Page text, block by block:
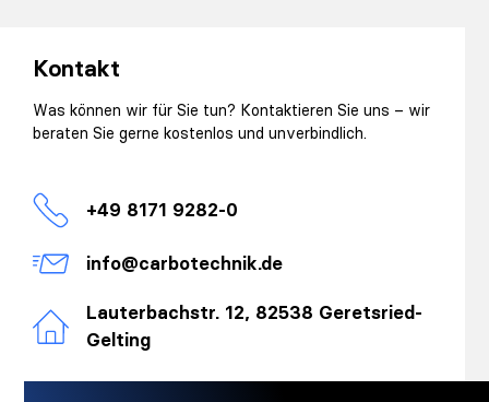
Kontakt
Was können wir für Sie tun? Kontaktieren Sie uns – wir
beraten Sie gerne kostenlos und unverbindlich.
+49 8171 9282-0
info@carbotechnik.de
Lauterbachstr. 12, 82538 Geretsried-
Gelting